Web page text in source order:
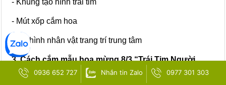
- Khung tạo hình trái tim
- Mút xốp cắm hoa
- Mô hình nhân vật trang trí trung tâm
3. Cách cắm mẫu hoa mừng 8/3 “Trái Tim Người
Mẹ”:
0936 652 727 Nhắn tin Zalo 0977 301 303